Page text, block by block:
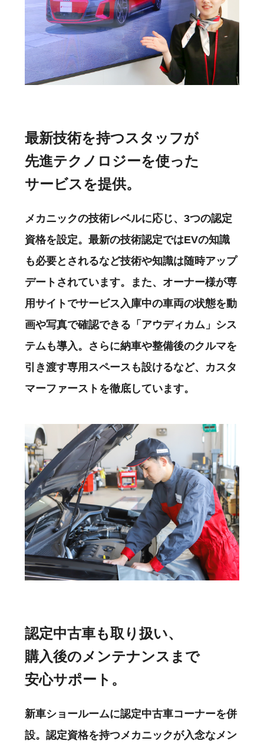
最新技術を持つスタッフが
先進テクノロジーを使った
サービスを提供。
メカニックの技術レベルに応じ、3つの認定
資格を設定。最新の技術認定ではEVの知識
も必要とされるなど技術や知識は随時アップ
デートされています。また、オーナー様が専
用サイトでサービス入庫中の車両の状態を動
画や写真で確認できる「アウディカム」シス
テムも導入。さらに納車や整備後のクルマを
引き渡す専用スペースも設けるなど、カスタ
マーファーストを徹底しています。
認定中古車も取り扱い、
購入後のメンテナンスまで
安心サポート。
新車ショールームに認定中古車コーナーを併
設。認定資格を持つメカニックが入念なメン